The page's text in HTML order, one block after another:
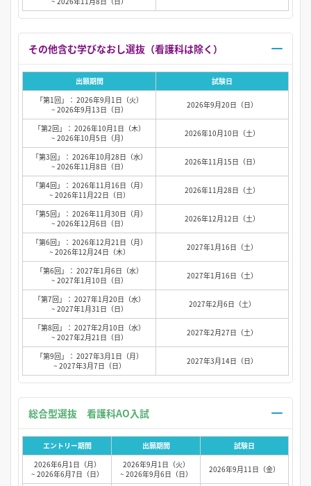
出願期間
試験日
「第1回」： 2026年9月1日（火）
~ 2026年9月13日（日）
2026年9月20日（日）
「第2回」： 2026年10月1日（木）
~ 2026年10月5日（月）
2026年10月10日（土）
「第3回」： 2026年10月28日（水）
~ 2026年11月8日（日）
2026年11月15日（日）
「第4回」： 2026年11月16日（月）
~ 2026年11月22日（日）
2026年11月28日（土）
「第5回」： 2026年11月30日（月）
~ 2026年12月6日（日）
2026年12月12日（土）
「第6回」： 2026年12月21日（月）
~ 2026年12月24日（木）
2027年1月16日（土）
「第6回」： 2027年1月6日（水）
~ 2027年1月10日（日）
2027年1月16日（土）
「第7回」： 2027年1月20日（水）
~ 2027年1月31日（日）
2027年2月6日（土）
「第8回」： 2027年2月10日（水）
~ 2027年2月21日（日）
2027年2月27日（土）
「第9回」： 2027年3月1日（月）
~ 2027年3月7日（日）
2027年3月14日（日）
エントリー期間 出願期間
試験日
2026年6月1日（月）
~ 2026年6月7日（日）
2026年9月1日（火）
~ 2026年9月6日（日）
2026年9月11日（金）